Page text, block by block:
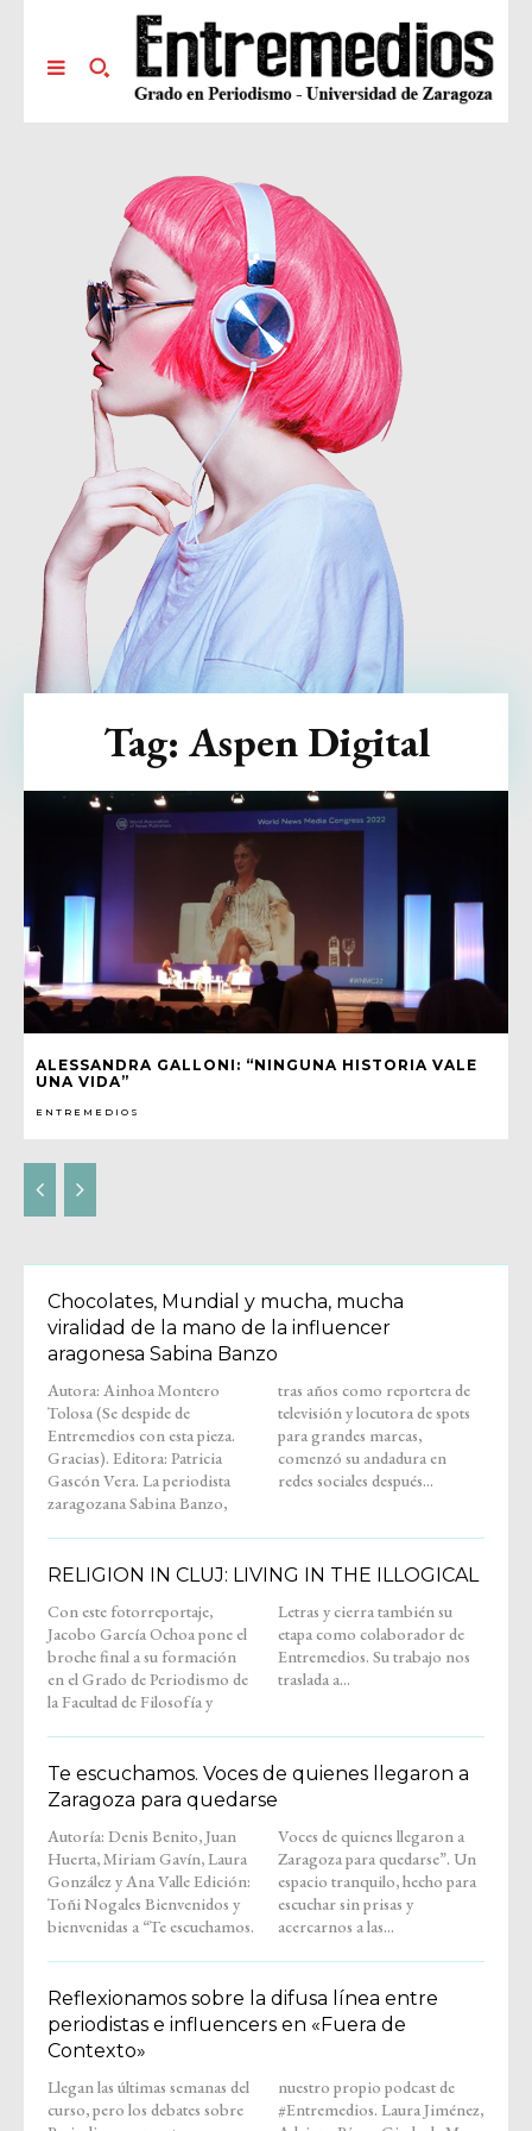
ALESSANDRA GALLONI: “NINGUNA HISTORIA VALE
UNA VIDA”
ENTREMEDIOS
Tag: Aspen Digital
Chocolates, Mundial y mucha, mucha
viralidad de la mano de la influencer
aragonesa Sabina Banzo
Autora: Ainhoa Montero
Tolosa (Se despide de
Entremedios con esta pieza.
Gracias). Editora: Patricia
Gascón Vera. La periodista
zaragozana Sabina Banzo,
tras años como reportera de
televisión y locutora de spots
para grandes marcas,
comenzó su andadura en
redes sociales después...
RELIGION IN CLUJ: LIVING IN THE ILLOGICAL
Con este fotorreportaje,
Jacobo García Ochoa pone el
broche final a su formación
en el Grado de Periodismo de
la Facultad de Filosofía y
Letras y cierra también su
etapa como colaborador de
Entremedios. Su trabajo nos
traslada a...
Te escuchamos. Voces de quienes llegaron a
Zaragoza para quedarse
Autoría: Denis Benito, Juan
Huerta, Miriam Gavín, Laura
González y Ana Valle Edición:
Toñi Nogales Bienvenidos y
bienvenidas a “Te escuchamos.
Voces de quienes llegaron a
Zaragoza para quedarse”. Un
espacio tranquilo, hecho para
escuchar sin prisas y
acercarnos a las...
Reflexionamos sobre la difusa línea entre
periodistas e influencers en «Fuera de
Contexto»
Llegan las últimas semanas del
curso, pero los debates sobre
nuestro propio podcast de
#Entremedios. Laura Jiménez,